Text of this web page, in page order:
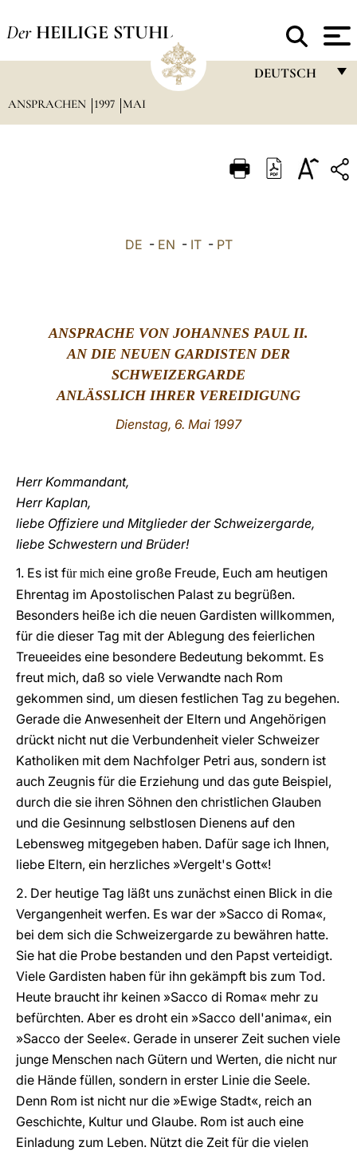
Der HEILIGE STUHL
DEUTSCH
ITALIANO
中文
ANSPRACHEN 1997 MAI
DE - EN - IT- PT
ANSPRACHE VON JOHANNES PAUL II.
AN DIE NEUEN GARDISTEN DER
SCHWEIZERGARDE
ANLÄSSLICH IHRER VEREIDIGUNG
Dienstag, 6. Mai 1997
Herr Kommandant,
Herr Kaplan,
liebe Offiziere und Mitglieder der Schweizergarde,
Iiebe Schwestern und Brüder!
1. Es ist für mich eine große Freude, Euch am heutigen
Ehrentag im Apostolischen Palast zu begrüßen.
Besonders heiße ich die neuen Gardisten willkommen,
für die dieser Tag mit der Ablegung des feierlichen
Treueeides eine besondere Bedeutung bekommt. Es
freut mich, daß so viele Verwandte nach Rom
gekommen sind, um diesen festlichen Tag zu begehen.
Gerade die Anwesenheit der Eltern und Angehörigen
drückt nicht nut die Verbundenheit vieler Schweizer
Katholiken mit dem Nachfolger Petri aus, sondern ist
auch Zeugnis für die Erziehung und das gute Beispiel,
durch die sie ihren Söhnen den christlichen Glauben
und die Gesinnung selbstlosen Dienens auf den
Lebensweg mitgegeben haben. Dafür sage ich Ihnen,
liebe Eltern, ein herzliches »Vergelt's Gott«!
2. Der heutige Tag läßt uns zunächst einen Blick in die
Vergangenheit werfen. Es war der »Sacco di Roma«,
bei dem sich die Schweizergarde zu bewähren hatte.
Sie hat die Probe bestanden und den Papst verteidigt.
Viele Gardisten haben für ihn gekämpft bis zum Tod.
Heute braucht ihr keinen »Sacco di Roma« mehr zu
befürchten. Aber es droht ein »Sacco dell'anima«, ein
»Sacco der Seele«. Gerade in unserer Zeit suchen viele
junge Menschen nach Gütern und Werten, die nicht nur
die Hände füllen, sondern in erster Linie die Seele.
Denn Rom ist nicht nur die »Ewige Stadt«, reich an
Geschichte, Kultur und Glaube. Rom ist auch eine
Einladung zum Leben. Nützt die Zeit für die vielen